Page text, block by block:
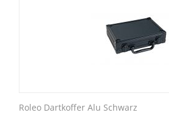
Roleo Dartkoffer Alu Schwarz